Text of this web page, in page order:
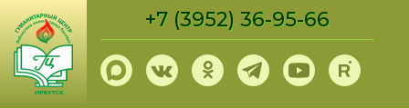
Перейти
основному
содержанию
+7 (3952) 36-95-66